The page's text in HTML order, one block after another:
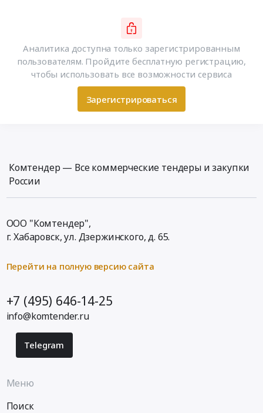
Аналитика доступна только зарегистрированным
пользователям. Пройдите бесплатную регистрацию,
чтобы использовать все возможности сервиса
Зарегистрироваться
Комтендер — Все коммерческие тендеры и закупки
России
ООО "Комтендер",
г. Хабаровск,ул. Дзержинского, д. 65.
Перейти на полную версию сайта
+7 (495) 646-14-25
info@komtender.ru
Telegram
Меню
Поиск